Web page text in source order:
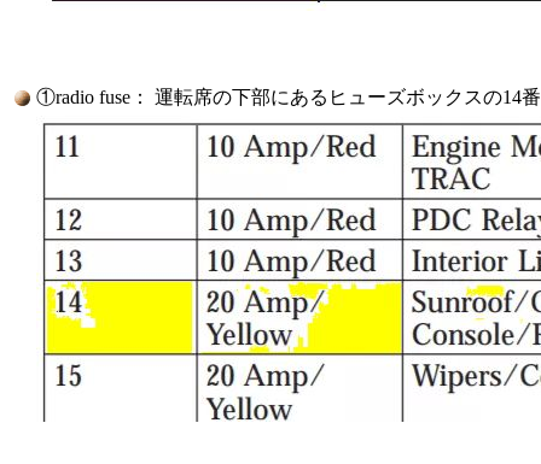
①radio fuse： 運転席の下部にあるヒューズボックスの14